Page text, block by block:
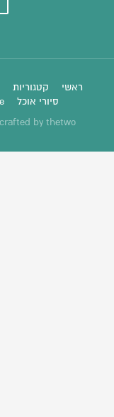
ראשי קטגוריות
סיורי אוכל
crafted by thetwo